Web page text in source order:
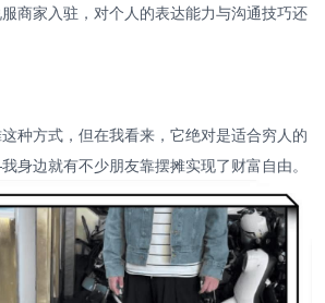
商家入驻，对个人的表达能力与沟通技巧还
种方式，但在我看来，它绝对是适合穷人的
边就有不少朋友靠摆摊实现了财富自由。